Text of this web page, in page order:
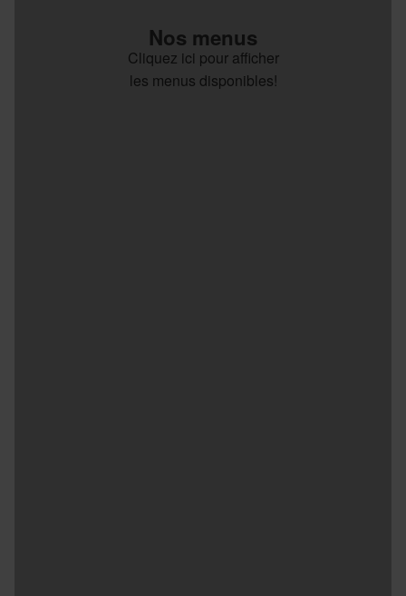
Nos menus
Cliquez ici pour afficher
les menus disponibles!